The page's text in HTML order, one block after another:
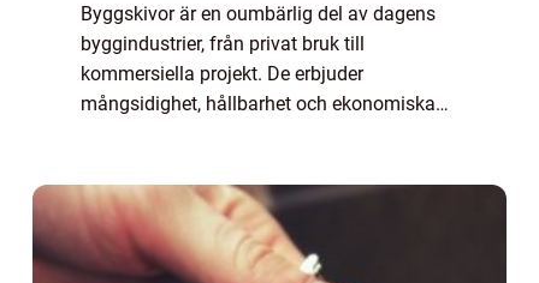
Byggskivor är en oumbärlig del av dagens
byggindustrier, från privat bruk till
kommersiella projekt. De erbjuder
mångsidighet, hållbarhet och ekonomiska